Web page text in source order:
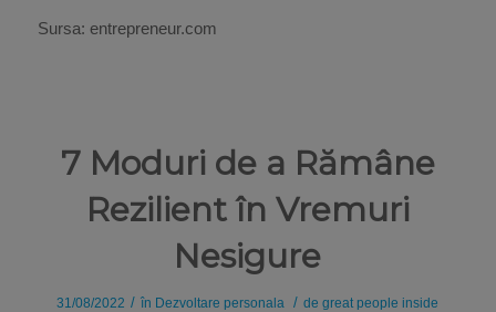
Sursa: entrepreneur.com
7 Moduri de a Rămâne
Rezilient în Vremuri
Nesigure
31/08/2022 / în Dezvoltare personala / degreat people inside